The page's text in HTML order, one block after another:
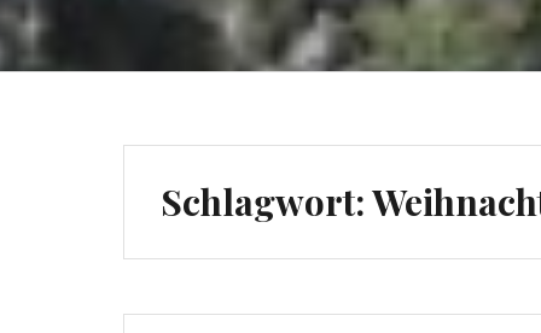
Schlagwort: